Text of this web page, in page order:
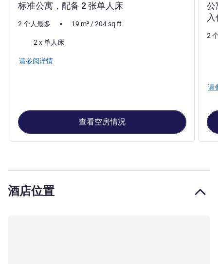
标准公寓，配备 2 张单人床
2 个人最多 19 m²/204sq ft
床上用品2 x 单人床
请参阅详情
查看空房情况
公
2
请
酒店位置